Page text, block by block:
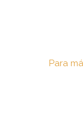
Para